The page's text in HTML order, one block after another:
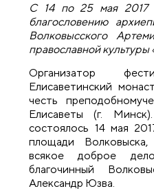
С 14 по 25 мая 2017
благословению
Волковысского
православной культуры
Организатор
Елисаветинский
честь
Елисаветы (г.
состоялось 14 мая
площади
всякое доброе
благочинный
Александр Юзва.